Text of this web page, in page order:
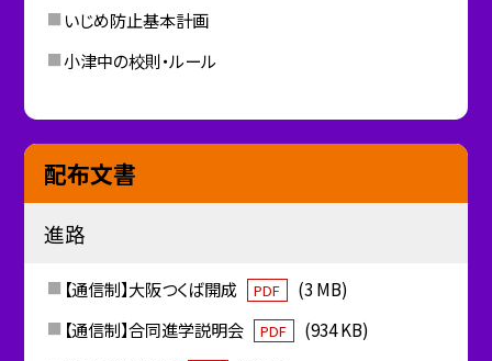
いじめ防止基本計画
小津中の校則・ルール
配布文書
進路
【通信制】大阪つくば開成 PDF
(3 MB)
【通信制】合同進学説明会
PDF
(934 KB)